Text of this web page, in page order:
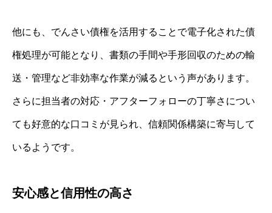
他にも、でんさい債権を活用することで電子化された債
権処理が可能となり、書類の手間や手形回収のための輸
送・管理など非効率な作業が減るという声があります。
さらに担当者の対応・アフターフォローの丁寧さについ
ても好意的な口コミが見られ、信頼関係構築に寄与して
いるようです。
安心感と信用性の高さ